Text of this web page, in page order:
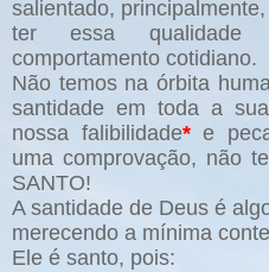
salientado,
ter essa qualidade
comportamento cotidiano.
Não temos na órbita
santidade em toda a
nossa falibilidade*e
uma comprovação, não
SANTO!
A santidade de Deus é
merecendo a mínima
Ele é santo, pois: